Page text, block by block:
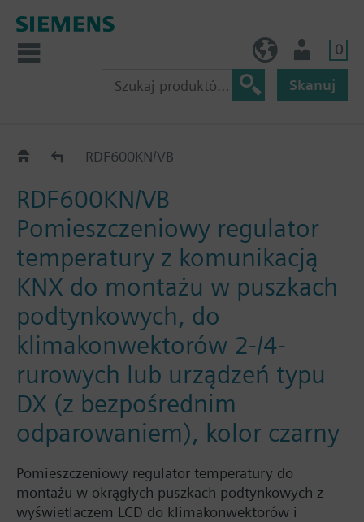
0
Skanuj
RDF6.. podtynkowe KNX
RDF600KN/VB
RDF600KN/VB
Pomieszczeniowy regulator
temperatury z komunikacją
KNX do montażu w puszkach
podtynkowych, do
klimakonwektorów 2-/4-
rurowych lub urządzeń typu
DX (z bezpośrednim
odparowaniem), kolor czarny
Pomieszczeniowy regulator temperatury do
montażu w okrągłych puszkach podtynkowych z
wyświetlaczem LCD do klimakonwektorów i